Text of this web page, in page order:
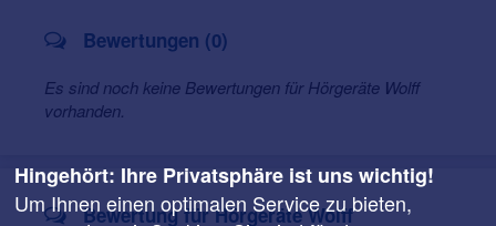
Bewertungen (0)
Es sind noch keine Bewertungen für Hörgeräte Wolff
vorhanden.
Bewertung für Hörgeräte Wolff
Hingehört: Ihre Privatsphäre ist uns wichtig!
Um Ihnen einen optimalen Service zu bieten,